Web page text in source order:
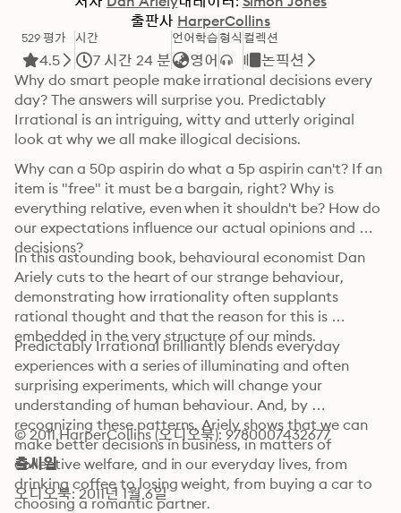
출판사 HarperCollins
529 평가
4.5
시간
7 시간 24 분
언어학습
영어
형식 컬렉션
논픽션
Why do smart people make irrational decisions every
day? The answers will surprise you. Predictably
Irrational is an intriguing, witty and utterly original
look at why we all make illogical decisions.
Why can a 50p aspirin do what a 5p aspirin can't? If an
item is "free" it must be a bargain, right? Why is
everything relative, even when it shouldn't be? How do
our expectations influence our actual opinions and
decisions?
In this astounding book, behavioural economist Dan
Ariely cuts to the heart of our strange behaviour,
demonstrating how irrationality often supplants
rational thought and that the reason for this is
embedded in the very structure of our minds.
Predictably Irrational brilliantly blends everyday
experiences with a series of illuminating and often
surprising experiments, which will change your
understanding of human behaviour. And, by
recognizing these patterns, Ariely shows that we can
make better decisions in business, in matters of
collective welfare, and in our everyday lives, from
drinking coffee to losing weight, from buying a car to
choosing a romantic partner.
© 2011 HarperCollins (오디오북): 9780007432677
출시일
오디오북: 2011년 1월 6일